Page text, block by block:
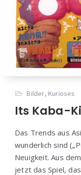
Bilder, Kurioses
Its Kaba-
Das Trends aus
wunderlich sind
Neuigkeit. Aus
jetzt das Spiel,